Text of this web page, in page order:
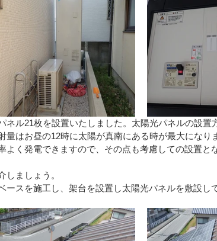
ネル21枚を設置いたしました。太陽光パネルの設置
量はお昼の12時に太陽が真南にある時が最大になり
く発電できますので、その点も考慮しての設置と
しましょう。
ースを施工し、架台を設置し太陽光パネルを敷設し